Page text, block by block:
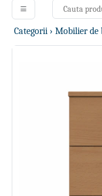
Categorii › Mobilier de